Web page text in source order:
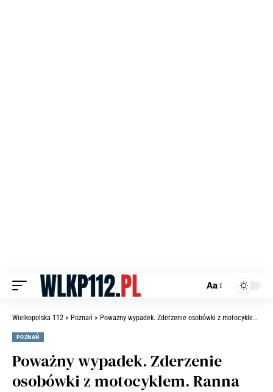
Aa
Wielkopolska 112 > Poznań > Poważny wypadek. Zderzenie osobówki z motocyklem. Ranna jedna osoba (ZDJĘCIA)
POZNAŃ
Poważny wypadek. Zderzenie
osobówki z motocyklem. Ranna